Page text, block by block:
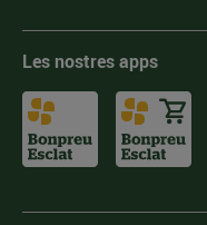
Les nostres apps